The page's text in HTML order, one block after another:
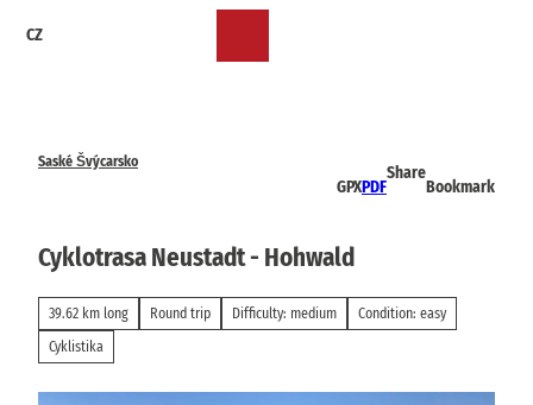
CZ
Saské Švýcarsko
GPXPDF
Share
Bookmark
Cyklotrasa Neustadt - Hohwald
39.62 km long Round trip Difficulty: medium
Condition: easy
Cyklistika